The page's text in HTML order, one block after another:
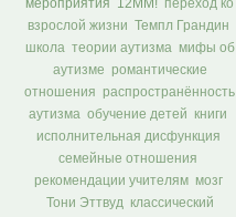
мероприятия 12ММ! переход ко
взрослой жизни
Темпл Грандин
школа теории аутизма
мифы об
аутизме
романтические
отношения
распространённость
аутизма обучение детей
книги
исполнительная дисфункция
семейные отношения
рекомендации учителям
мозг
Тони Эттвуд
классический